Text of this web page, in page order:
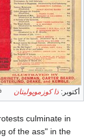
أكتوبر: ذا كوزموپوليتان
culminate in
of the ass" in the